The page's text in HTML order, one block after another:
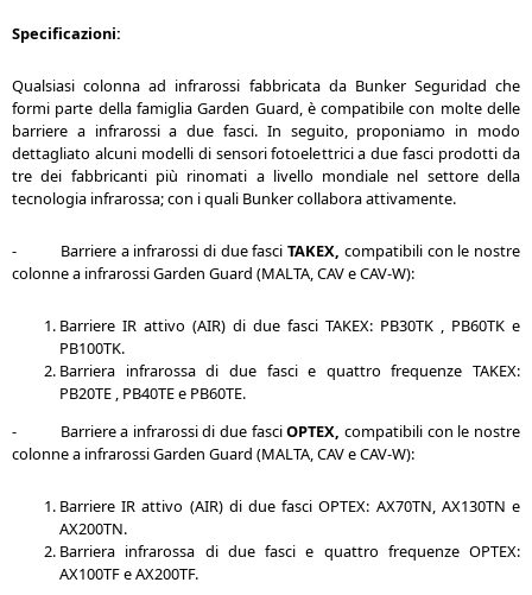
Specificazioni:
Qualsiasi colonna ad infrarossi fabbricata da Bunker Seguridad che
formi parte della famiglia Garden Guard, è compatibile con molte delle
barriere a infrarossi a due fasci. In seguito, proponiamo in modo
dettagliato alcuni modelli di sensori fotoelettrici a due fasci prodotti da
tre dei fabbricanti più rinomati a livello mondiale nel settore della
tecnologia infrarossa; con i quali Bunker collabora attivamente.
- Barriere a infrarossi di due fasciTAKEX, compatibili con le nostre
colonne a infrarossi Garden Guard (MALTA, CAV e CAV-W):
Barriere IR attivo (AIR) di due fasci TAKEX: PB30TK , PB60TK e
PB100TK.
Barriera infrarossa di due fasci e quattro frequenze TAKEX:
PB20TE , PB40TE e PB60TE.
- Barriere a infrarossi di due fasciOPTEX, compatibili con le nostre
colonne a infrarossi Garden Guard (MALTA, CAV e CAV-W):
Barriere IR attivo (AIR) di due fasci OPTEX: AX70TN, AX130TN e
AX200TN.
Barriera infrarossa di due fasci e quattro frequenze OPTEX:
AX100TF e AX200TF.